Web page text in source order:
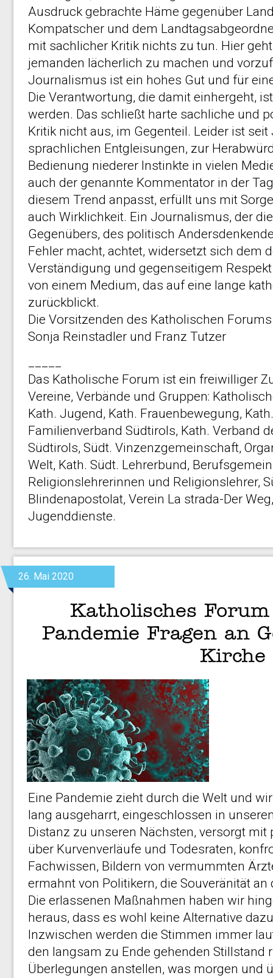
Ausdruck gebrachte Häme gegenüber
Kompatscher und dem
mit sachlicher Kritik nichts zu tun. Hier
jemanden lächerlich zu machen und
Journalismus ist ein hohes Gut und für
Die Verantwortung, die damit einhergeht,
werden. Das schließt harte sachliche und
Kritik nicht aus, im Gegenteil. Leider ist
sprachlichen Entgleisungen, zur
Bedienung niederer Instinkte in vielen
auch der genannte Kommentator in der
diesem Trend anpasst, erfüllt uns mit
auch Wirklichkeit. Ein Journalismus, der
Gegenübers, des politisch
Fehler macht, achtet, widersetzt sich dem
Verständigung und gegenseitigem
von einem Medium, das auf eine lange
zurückblickt.
Die Vorsitzenden des Katholischen Forums
Sonja Reinstadler und Franz Tutzer
Das Katholische Forum ist ein freiwilliger
Vereine, Verbände und Gruppen:
Kath. Jugend, Kath. Frauenbewegung,
Familienverband Südtirols, Kath. Verband
Südtirols, Südt. Vinzenzgemeinschaft,
Welt, Kath. Südt. Lehrerbund,
Religionslehrerinnen und Religionslehrer,
Blindenapostolat, Verein La strada-Der
Jugenddienste.
26. Mai 2020
Katholisches
Pandemie Fragen an
Kirche
Eine Pandemie zieht durch die Welt und
lang ausgeharrt, eingeschlossen in
Distanz zu unseren Nächsten, versorgt
über Kurvenverläufe und Todesraten,
Fachwissen, Bildern von vermummten
ermahnt von Politikern, die Souveränität
Die erlassenen Maßnahmen haben wir
heraus, dass es wohl keine Alternative
Inzwischen werden die Stimmen immer
den langsam zu Ende gehenden Stillstand
Überlegungen anstellen, was morgen und